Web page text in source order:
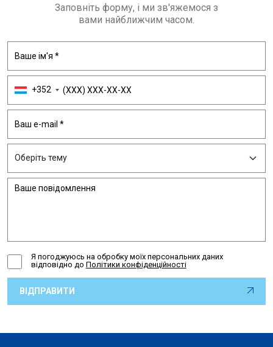
Заповніть форму, і ми зв'яжемося з
вами найближчим часом.
+352
Я погоджуюсь на обробку моїх персональних даних
відповідно до Політики конфіденційності